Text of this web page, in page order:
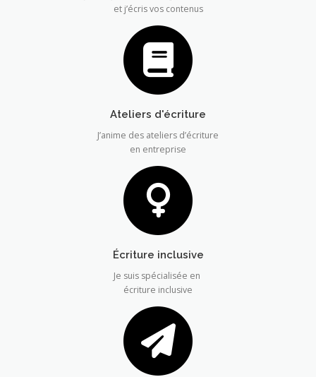
et j’écris vos contenus
Ateliers d'écriture
J’anime des ateliers d’écriture
en entreprise
Écriture inclusive
Je suis spécialisée en
écriture inclusive